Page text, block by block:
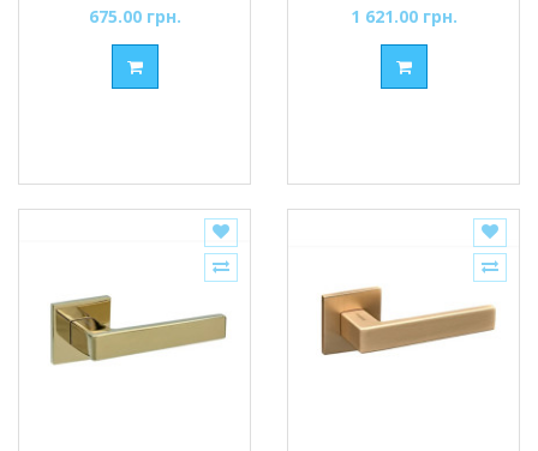
675.00 грн. 1 621.00 грн.